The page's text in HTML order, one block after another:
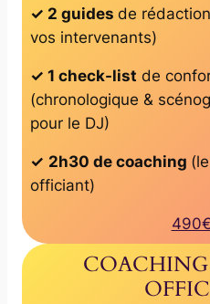
✓ 2 guides de
vos intervenants)
✓ 1 check-list de
(chronologique &
pour le DJ)
✓ 2h30 de coaching
officiant)